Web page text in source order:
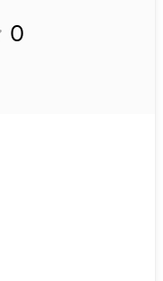
0